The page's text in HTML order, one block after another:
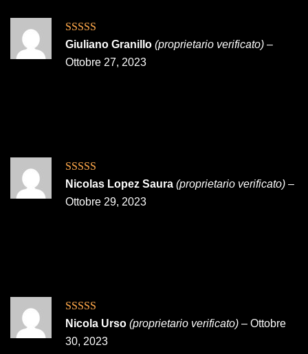
Valutato
3su 5
Giuliano Granillo (proprietario verificato) –
Ottobre 27, 2023
Valutato5su
5
Nicolas Lopez Saura (proprietario verificato) –
Ottobre 29, 2023
Valutato 5su
5
Nicola Urso (proprietario verificato) – Ottobre
30, 2023